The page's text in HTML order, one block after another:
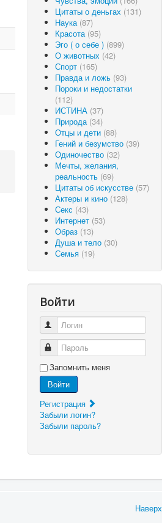
Цитаты о деньгах (131)
Наука (87)
Красота (95)
Эго ( о себе ) (899)
О животных (42)
Спорт (165)
Правда и ложь (93)
Пороки и недостатки
(112)
ИСТИНА (37)
Природа (34)
Отцы и дети (88)
Гений и безумство (39)
Одиночество (32)
Мечты, желания,
реальность (69)
Цитаты об искусстве (57)
Актеры и кино (128)
Секс (43)
Интернет (53)
Образ (13)
Душа и тело (30)
Семья (19)
Войти
Логин
Пароль
Запомнить меня
Войти
Регистрация
Забыли логин?
Забыли пароль?
Наверх